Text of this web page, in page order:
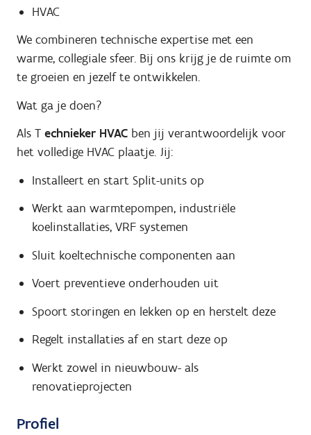
HVAC
We combineren technische expertise met een
warme, collegiale sfeer. Bij ons krijg je de ruimte om
te groeien en jezelf te ontwikkelen.
Wat ga je doen?
Als T echnieker HVAC ben jij verantwoordelijk voor
het volledige HVAC plaatje. Jij:
Installeert en start Split-units op
Werkt aan warmtepompen, industriële
koelinstallaties, VRF systemen
Sluit koeltechnische componenten aan
Voert preventieve onderhouden uit
Spoort storingen en lekken op en herstelt deze
Regelt installaties af en start deze op
Werkt zowel in nieuwbouw- als
renovatieprojecten
Profiel